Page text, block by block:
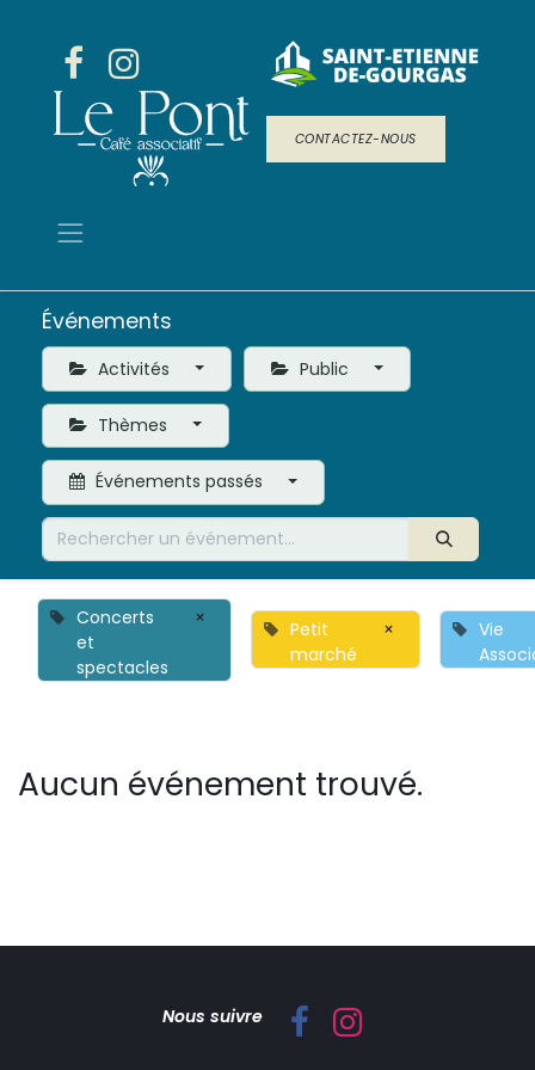
CONTACTEZ-NOUS
Événements
Activités Public
Thèmes
Événements passés
Concerts
et
spectacles
×
Petit
marché
×
Vie
Aucun événement trouvé.
Nous suivre